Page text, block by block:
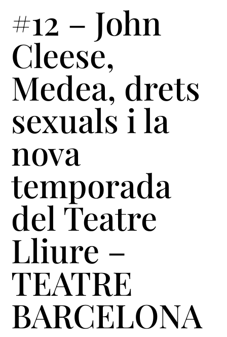
#12 – John
Cleese,
Medea, drets
sexuals i la
nova
temporada
del Teatre
Lliure –
TEATRE
BARCELONA